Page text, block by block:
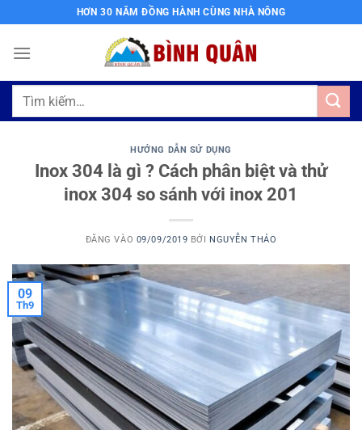
qua
nội
HƠN 30 NĂM ĐỒNG HÀNH CÙNG NHÀ NÔNG
Tìm
HƯỚNG DẪN SỬ DỤNG
Inox 304 là gì ? Cách phân biệt và thử
inox 304 so sánh với inox 201
ĐĂNG VÀO 09/09/2019 BỞI NGUYỄN THẢO
09
Th9